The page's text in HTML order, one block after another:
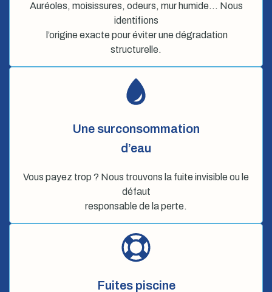
Auréoles, moisissures, odeurs, mur humide… Nous
identifions
l’origine exacte pour éviter une dégradation
structurelle.
Une surconsommation
d’eau
Vous payez trop ? Nous trouvons la fuite invisible ou le
défaut
responsable de la perte.
Fuites piscine